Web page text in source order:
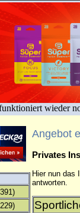
wieder
Angebot
Privates
Hier nun das
antworten.